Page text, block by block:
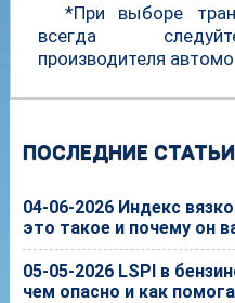
ПОСЛЕДНИЕ СТАТЬИ
04-06-2026 Индекс
это такое и почему он
05-05-2026 LSPI в
чем опасно и как
*При выборе
всегда
производителя